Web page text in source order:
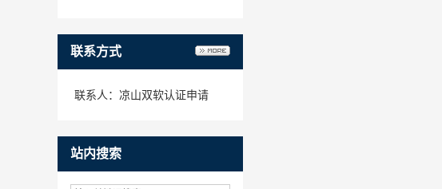
联系方式
联系人：凉山双软认证申请
站内搜索